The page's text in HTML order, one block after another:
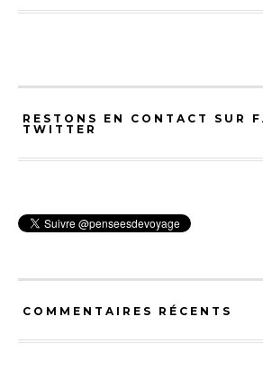
RESTONS EN CONTACT SUR
TWITTER
COMMENTAIRES RÉCENTS